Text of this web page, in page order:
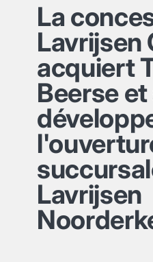
La
Lavrijsen
acquiert
Beerse et
Lavrijsen